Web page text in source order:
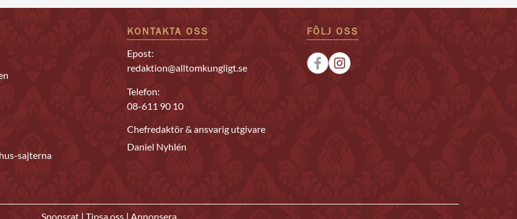
sajterna
KONTAKTA OSS
Epost:
redaktion@alltomkungligt.se
Telefon:
08-611 90 10
Chefredaktör & ansvarig utgivare
Daniel Nyhlén
FÖLJ OSS
Sponsrat Tipsa oss Annonsera